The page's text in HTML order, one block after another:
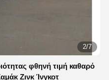
2/7
φθηνή τιμή καθαρό
Ζινκ Ίνγκοτ